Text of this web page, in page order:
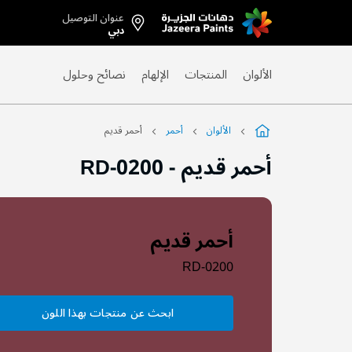
Skip
to
عنوان التوصيل
دبي
الألوان المنتجات الإلهام نصائح وحلول
الألوان أحمر أحمر قديم
أحمر قديم-
أحمر قديم
RD-0200
ابحث عن منتجات بهذا اللون